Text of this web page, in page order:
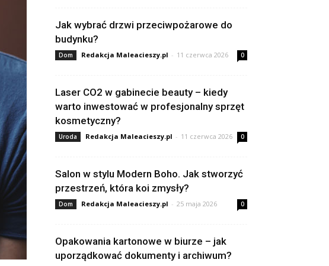
Jak wybrać drzwi przeciwpożarowe do
budynku?
Dom Redakcja Maleacieszy.pl - 11 czerwca 2026 0
Laser CO2 w gabinecie beauty – kiedy
warto inwestować w profesjonalny sprzęt
kosmetyczny?
Uroda Redakcja Maleacieszy.pl - 11 czerwca 2026 0
Salon w stylu Modern Boho. Jak stworzyć
przestrzeń, która koi zmysły?
Dom Redakcja Maleacieszy.pl - 25 maja 2026 0
Opakowania kartonowe w biurze – jak
uporządkować dokumenty i archiwum?